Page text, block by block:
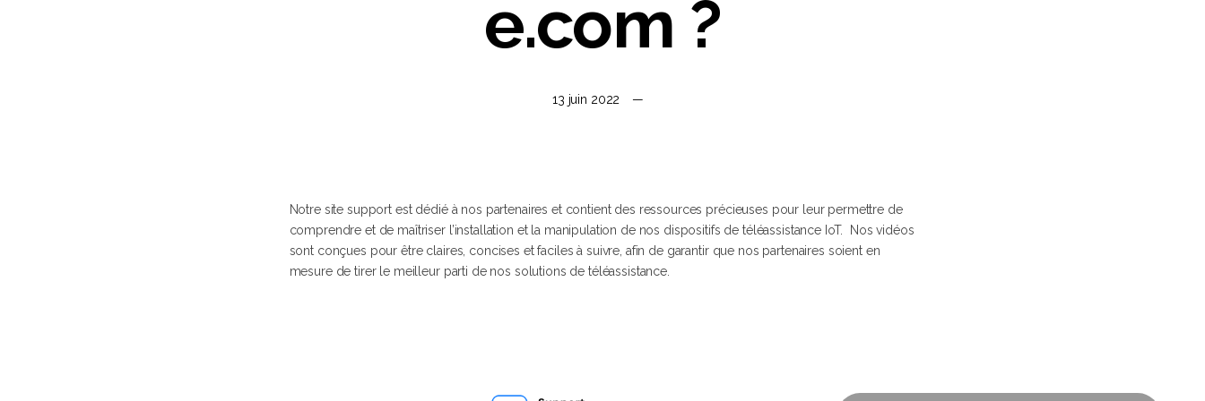
e.com ?
13 juin 2022
Notre site support est dédié à nos partenaires et contient des ressources précieuses pour leur permettre de
comprendre et de maîtriser l’installation et la manipulation de nos dispositifs de téléassistance IoT. Nos vidéos
sont conçues pour être claires, concises et faciles à suivre, afin de garantir que nos partenaires soient en
mesure de tirer le meilleur parti de nos solutions de téléassistance.